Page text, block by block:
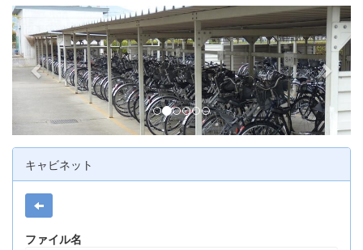
p
r
e
v
o
u
s
n
e
x
t
キャビネット
ファイル名